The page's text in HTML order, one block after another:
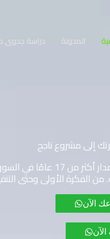
المدونة دراسة جدوى
إلى مشروع ناجح
نحن في مكتب المستشار لتطوير
الفكرة الأولى وحتى
الآن